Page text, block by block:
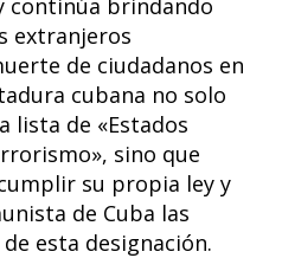
extranjeros
de ciudadanos en
cubana no solo
lista de «Estados
sino que
su propia ley y
de Cuba las
esta designación.